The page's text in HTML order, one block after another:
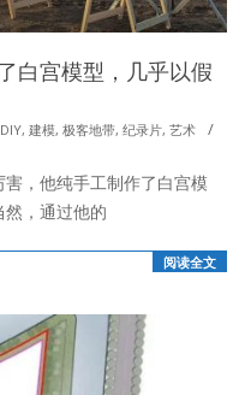
白宫模型，几乎以假
DIY, 建模, 极客地带, 纪录片, 艺术
，他纯手工制作了白宫模
，通过他的
阅读全文